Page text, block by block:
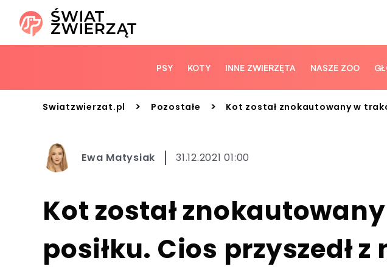
PSY KOTY INNE ZWIERZĘTA NASZE ZOO
Swiatzwierzat.pl > Pozostałe > Kot został znokautowany w
Ewa Matysiak 31.12.2021 01:00
Kot został
posiłku. Cios przyszedł